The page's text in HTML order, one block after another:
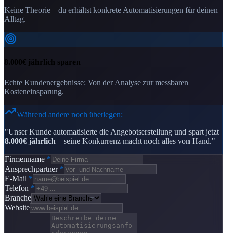
Keine Theorie – du erhältst konkrete Automatisierungen für deinen
Alltag.
8.000€ jährlich sparen
Echte Kundenergebnisse: Von der Analyse zur messbaren
Kosteneinsparung.
Während andere noch überlegen:
"Unser Kunde automatisierte die Angebotserstellung und spart jetzt
8.000€ jährlich – seine Konkurrenz macht noch alles von Hand."
Firmenname *
Ansprechpartner *
E-Mail *
Telefon *
Branche
Website